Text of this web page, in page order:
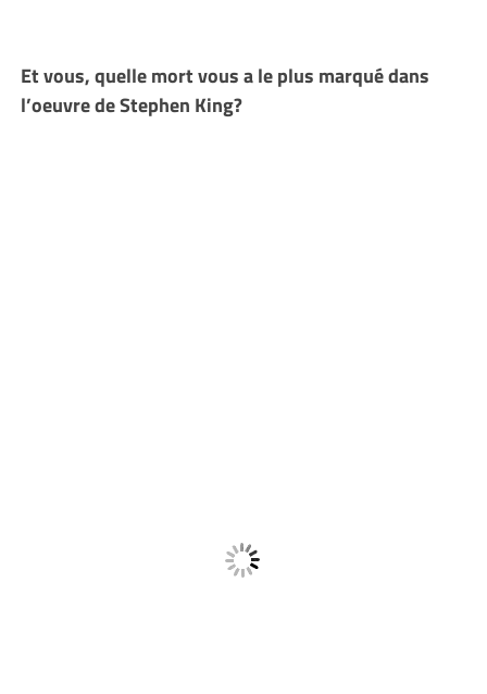
Et vous, quelle mort vous a le plus marqué dans
l’oeuvre de Stephen King?